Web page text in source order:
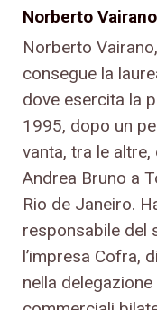
Norberto Vairano
Norberto
consegue la
dove esercita la
1995, dopo un
vanta, tra le
Andrea Bruno a
Rio de Janeiro.
responsabile del
l’impresa Cofra,
nella